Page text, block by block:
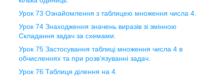
Урок 73 Ознайомлення з таблицею множення числа 4.
Урок 74 Знаходження значень виразів зі змінною
Складання задач за схемами.
Урок 75 Застосування таблиці множення числа 4 в
обчисленнях та при розв’язуванні задач.
Урок 76 Таблиця ділення на 4.